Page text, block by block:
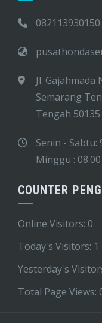
Jl. Gajahmada
Semarang
Tengah 50135
Senin - Sabtu:
Minggu :
COUNTER
Online Visitors: 0
Today's Visitors: 1
Yesterday's
Total Page Views: